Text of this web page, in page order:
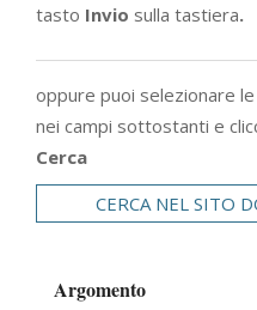
tasto Invio sulla tastiera.
oppure puoi selezionare
nei campi sottostanti e
Cerca
CERCA NEL SITO
Argomento